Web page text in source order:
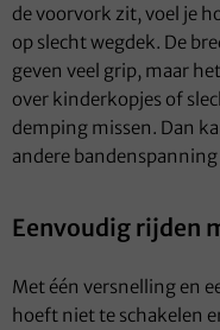
de voorvork zit, voel je
op slecht wegdek. De
geven veel grip, maar
over kinderkopjes of
demping missen. Dan
andere
Eenvoudig rijden
Met één versnelling en
hoeft niet te schakelen